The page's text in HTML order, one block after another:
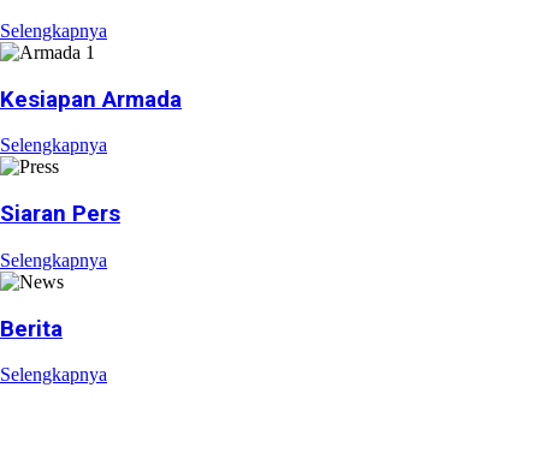
Selengkapnya
Kesiapan Armada
Selengkapnya
Siaran Pers
Selengkapnya
Berita
Selengkapnya